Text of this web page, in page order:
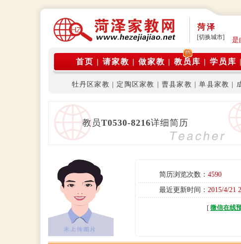
菏泽
[切换城市]
公告:本平台是
首页 | 请家教 | 做家教 | 教员库 | 学员库 |
牡丹区家教 定陶区家教 |曹县家教 |单县家教
教员T0530-8216详细简历
简历浏览次数： 4590
最近更新时间： 2015/4/21
[ 微信在线